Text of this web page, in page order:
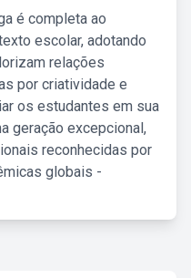
é completa ao
escolar, adotando
relações
por criatividade e
os estudantes em sua
geração excepcional,
reconhecidas por
globais -